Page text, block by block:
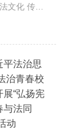
文化 传承
，开展系
部全国青
晨读”活动
医学院组织
观看。直
读、普法
平法治思
治青春校
“弘扬宪
与法同
动